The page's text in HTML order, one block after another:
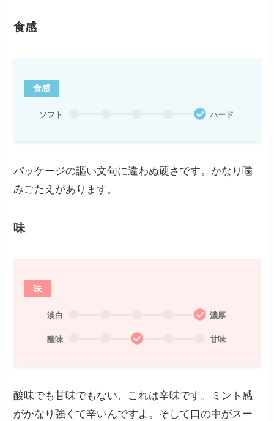
食感
食感
ソフト ハード
パッケージの謳い文句に違わぬ硬さです。かなり噛
みごたえがあります。
味
味
淡白 濃厚
酸味 甘味
酸味でも甘味でもない、これは辛味です。ミント感
がかなり強くて辛いんですよ。そして口の中がスー